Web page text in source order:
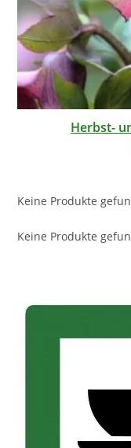
Herbst-
Keine Produkte
Keine Produkte